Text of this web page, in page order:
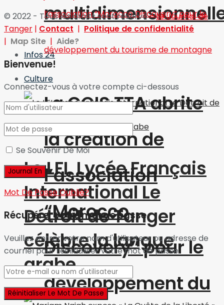
Infos 24
Culture
Le LFI, Lycée Français
International Le
Détroit de Tanger
célèbre la langue
arabe
La CCIS TTA abrite
la création de
l’association
“Morocco
Discovery” pour le
développement du
© 2022 - Tous les droits sont réservé-Le Journal de
Tanger | Contact | Politique de confidentialité
| Map Site | Aide?
Bienvenue!
Connectez-vous à votre compte ci-dessous
Se Souvenir De Moi
Mot De Passe Oublié?
Récupérer votre mot de passe
Veuillez entrer votre nom d'utilisateur ou adresse de
courriel pour réinitialiser votre mot de passe.